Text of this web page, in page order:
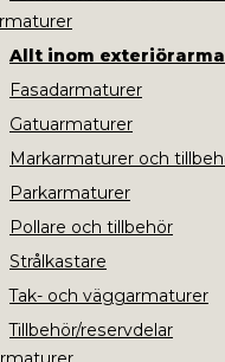
Allt inom
Fasadarmaturer
Gatuarmaturer
Markarmaturer och
Parkarmaturer
Pollare och tillbehör
Strålkastare
Tak- och väggarmaturer
Tillbehör/reservdelar